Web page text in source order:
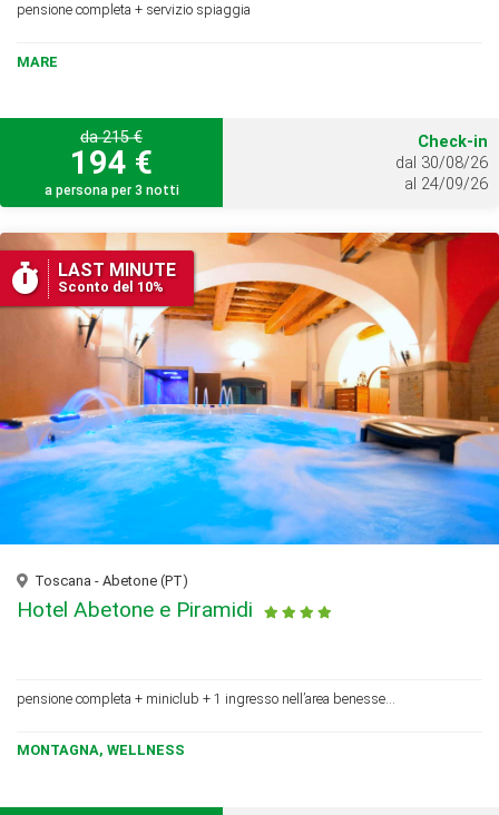
pensione completa + servizio spiaggia
MARE
da 215 €
194 €
a persona per 3 notti
Check-in
dal 30/08/26
al 24/09/26
LAST MINUTE
Sconto del 10%
Toscana - Abetone (PT)
Hotel Abetone e Piramidi
pensione completa + miniclub + 1 ingresso nell’area benesse...
MONTAGNA, WELLNESS